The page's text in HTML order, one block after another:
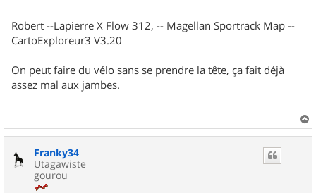
Robert --Lapierre X Flow 312, -- Magellan Sportrack Map --
CartoExploreur3 V3.20
On peut faire du vélo sans se prendre la tête, ça fait déjà
assez mal aux jambes.
a
Franky34
Utagawiste
gourou